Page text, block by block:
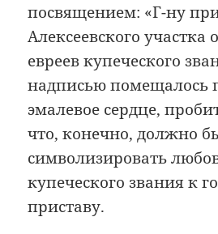
посвящением: «Г-ну
Алексеевского участка
евреев купеческого
надписью
эмалевое сердце,
что, конечно, должно
символизировать
купеческого звания к
приставу.